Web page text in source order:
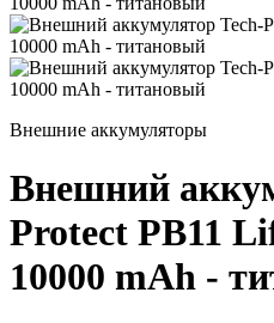
Внешние аккумуляторы
Внешний
Protect PB11
10000 mAh -